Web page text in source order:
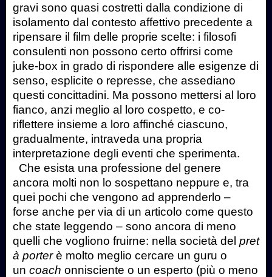
gravi sono quasi costretti dalla condizione di
isolamento dal contesto affettivo precedente a
ripensare il film delle proprie scelte: i filosofi
consulenti non possono certo offrirsi come
juke-box in grado di rispondere alle esigenze di
senso, esplicite o represse, che assediano
questi concittadini. Ma possono mettersi al loro
fianco, anzi meglio al loro cospetto, e co-
riflettere insieme a loro affinché ciascuno,
gradualmente, intraveda una propria
interpretazione degli eventi che sperimenta.
Che esista una professione del genere
ancora molti non lo sospettano neppure e, tra
quei pochi che vengono ad apprenderlo –
forse anche per via di un articolo come questo
che state leggendo – sono ancora di meno
quelli che vogliono fruirne: nella società del pret
à porterè molto meglio cercare un guru o
un coach onnisciente o un esperto (più o meno